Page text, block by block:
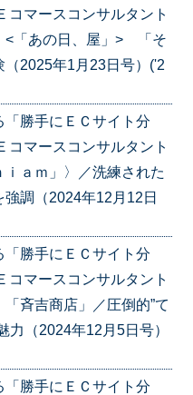
マースコンサルタント
「あの日、屋」> 「そ
2025年1月23日号）('2
「勝手にＥＣサイト分
マースコンサルタント
ａｍ」〉／洗練された
調（2024年12月12日
「勝手にＥＣサイト分
マースコンサルタント
斉吉商店」／圧倒的”て
力（2024年12月5日号）
「勝手にＥＣサイト分